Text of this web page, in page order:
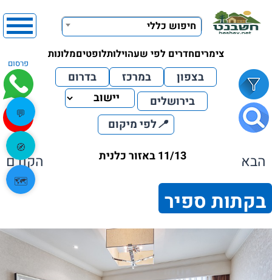
חיפוש כללי
צימריםחדרים לפי שעהוילותלופטיםמלונות
פרסום
בצפון במרכז
בדרום
בירושלים
📍לפי מיקום
הבא 11/13 באזור כלנית הקודם
בקתות ספיר
💬
🧭
🗺️